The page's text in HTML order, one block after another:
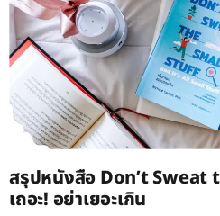
สรุปหนังสือ Don’t Sweat
เถอะ! อย่าเยอะเกิน